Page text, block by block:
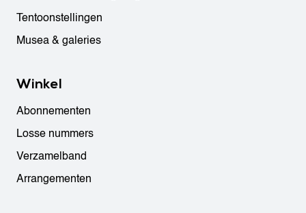
Tentoonstellingen
Musea & galeries
Winkel
Abonnementen
Losse nummers
Verzamelband
Arrangementen